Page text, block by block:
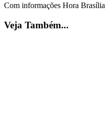
Com informações Hora Brasília
Veja Também...